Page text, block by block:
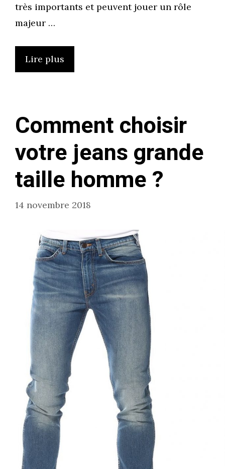
très importants et peuvent jouer un rôle
majeur …
Lire plus
Comment choisir
votre jeans grande
taille homme ?
14 novembre 2018